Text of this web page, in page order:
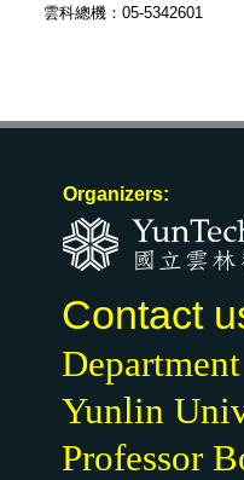
雲科總機：05-5342601
Organizers:
Contact
Yunlin
Professor